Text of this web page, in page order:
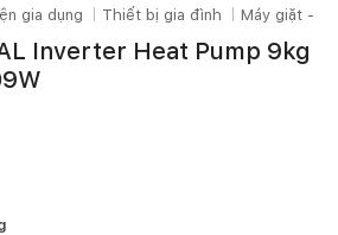
gia dụng Thiết bị gia đình Máy giặt -
Inverter Heat Pump 9kg